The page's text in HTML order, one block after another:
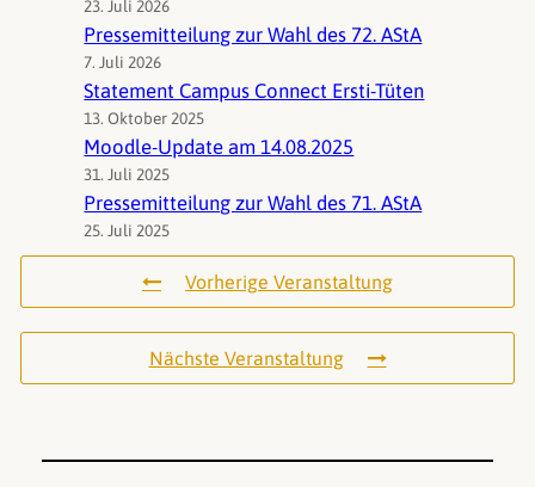
23. Juli 2026
Pressemitteilung zur Wahl des 72. AStA
7. Juli 2026
Statement Campus Connect Ersti-Tüten
13. Oktober 2025
Moodle-Update am 14.08.2025
31. Juli 2025
Pressemitteilung zur Wahl des 71. AStA
25. Juli 2025
Vorherige Veranstaltung
Nächste Veranstaltung